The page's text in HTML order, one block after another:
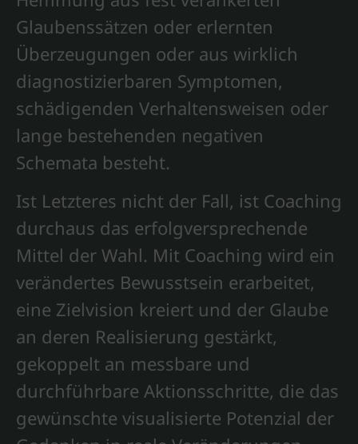
Glaubenssätzen oder erlernten
Überzeugungen oder aus wirklich
diagnostizierbaren Symptomen,
schädigenden Verhaltensweisen oder
lange bestehenden negativen
Schemata besteht.
Ist Letzteres nicht der Fall, ist Coaching
durchaus das erfolgversprechende
Mittel der Wahl. Mit Coaching wird ein
verändertes Bewusstsein erarbeitet,
eine Zielvision kreiert und der Glaube
an deren Realisierung gestärkt,
gekoppelt an messbare und
durchführbare Aktionsschritte, die das
gewünschte visualisierte Potenzial der